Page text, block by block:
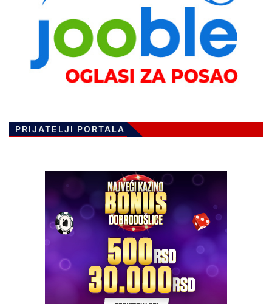
PRIJATELJI PORTALA